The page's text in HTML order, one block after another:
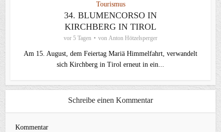
Tourismus
34. BLUMENCORSO IN
KIRCHBERG IN TIROL
vor 5 Tagen von Anton Hötzelsperger
Am 15. August, dem Feiertag Mariä Himmelfahrt, verwandelt
sich Kirchberg in Tirol erneut in ein...
Schreibe einen Kommentar
Kommentar